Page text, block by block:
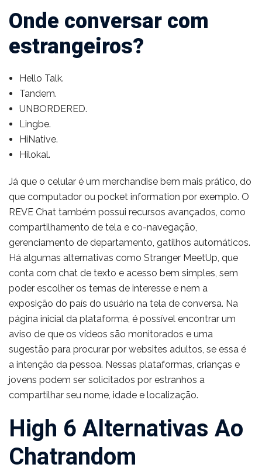
Onde conversar com
estrangeiros?
Hello Talk.
Tandem.
UNBORDERED.
Lingbe.
HiNative.
Hilokal.
Já que o celular é um merchandise bem mais prático, do
que computador ou pocket information por exemplo. O
REVE Chat também possui recursos avançados, como
compartilhamento de tela e co-navegação,
gerenciamento de departamento, gatilhos automáticos.
Há algumas alternativas como Stranger MeetUp, que
conta com chat de texto e acesso bem simples, sem
poder escolher os temas de interesse e nem a
exposição do país do usuário na tela de conversa. Na
página inicial da plataforma, é possível encontrar um
aviso de que os vídeos são monitorados e uma
sugestão para procurar por websites adultos, se essa é
a intenção da pessoa. Nessas plataformas, crianças e
jovens podem ser solicitados por estranhos a
compartilhar seu nome, idade e localização.
High 6 Alternativas Ao
Chatrandom